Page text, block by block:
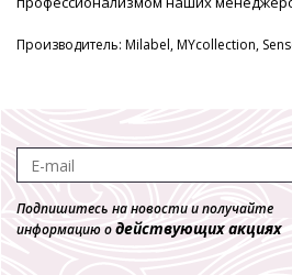
Производитель: Milabel, MYcollection,
Подпишитесь на новости и получайте
информацию одействующих акциях